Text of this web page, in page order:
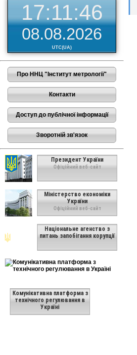
17:11:47
08.08.2026
UTC(UA)
Про ННЦ "Інститут метрології"
Контакти
Доступ до публічної інформації
Зворотній зв'язок
Президент України
Офіційний веб-сайт
Міністерство економіки
України
Офіційний веб-сайт
Національне агенство з
питань запобігання корупції
Комунікативна платформа з
технічного регулювання в
Україні